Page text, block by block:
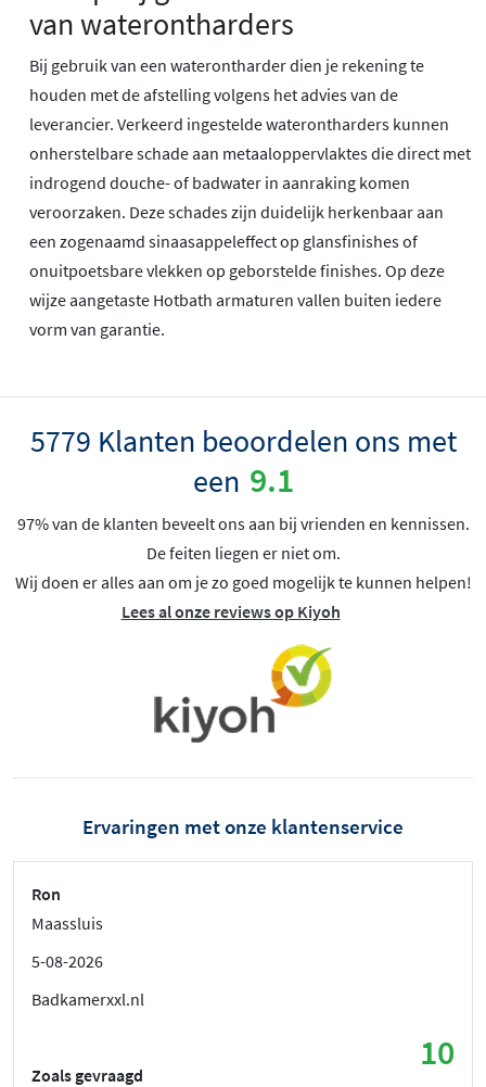
van waterontharders
Bij gebruik van een waterontharder dien je rekening te
houden met de afstelling volgens het advies van de
leverancier. Verkeerd ingestelde waterontharders kunnen
onherstelbare schade aan metaaloppervlaktes die direct met
indrogend douche- of badwater in aanraking komen
veroorzaken. Deze schades zijn duidelijk herkenbaar aan
een zogenaamd sinaasappeleffect op glansfinishes of
onuitpoetsbare vlekken op geborstelde finishes. Op deze
wijze aangetaste Hotbath armaturen vallen buiten iedere
vorm van garantie.
5779 Klanten beoordelen ons met
een 9.1
97% van de klanten beveelt ons aan bij vrienden en kennissen.
De feiten liegen er niet om.
Wij doen er alles aan om je zo goed mogelijk te kunnen helpen!
Lees al onze reviews op Kiyoh
Ervaringen met onze klantenservice
Ron
Maassluis
5-08-2026
Badkamerxxl.nl
10
Zoals gevraagd